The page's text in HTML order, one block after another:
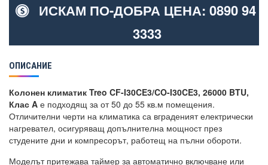
ИСКАМ ПО-ДОБРА ЦЕНА: 0890 94
3333
ОПИСАНИЕ
Колонен климатик Treo CF-I30CE3/CO-I30CE3, 26000 BTU,
Клас A е подходящ за от 50 до 55 кв.м помещения.
Отличителни черти на климатика са вграденият електрически
нагревател, осигуряващ допълнителна мощност през
студените дни и компресорът, работещ на пълни обороти.
Моделът притежава таймер за автоматично включване или